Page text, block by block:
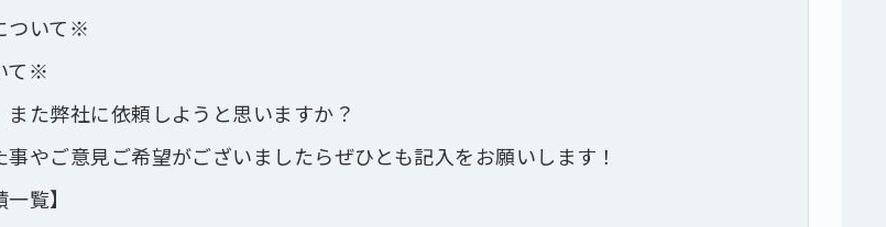
ついて※
て※
た弊社に依頼しようと思いますか？
やご意見ご希望がございましたらぜひとも記入をお願いします！
覧】